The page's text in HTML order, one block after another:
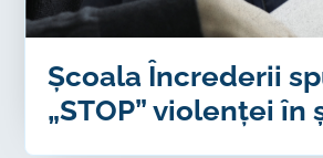
Școala Încrederii
„STOP” violenței în